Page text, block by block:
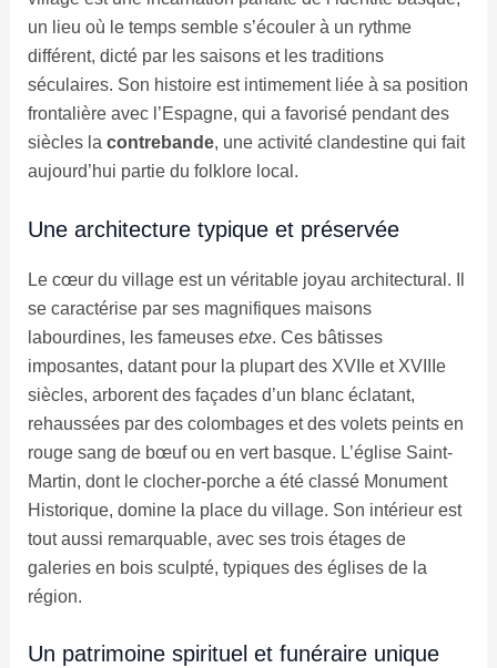
un lieu où le temps semble s’écouler à un rythme
différent, dicté par les saisons et les traditions
séculaires. Son histoire est intimement liée à sa position
frontalière avec l’Espagne, qui a favorisé pendant des
siècles la contrebande, une activité clandestine qui fait
aujourd’hui partie du folklore local.
Une architecture typique et préservée
Le cœur du village est un véritable joyau architectural. Il
se caractérise par ses magnifiques maisons
labourdines, les fameuses etxe. Ces bâtisses
imposantes, datant pour la plupart des XVIIe et XVIIIe
siècles, arborent des façades d’un blanc éclatant,
rehaussées par des colombages et des volets peints en
rouge sang de bœuf ou en vert basque. L’église Saint-
Martin, dont le clocher-porche a été classé Monument
Historique, domine la place du village. Son intérieur est
tout aussi remarquable, avec ses trois étages de
galeries en bois sculpté, typiques des églises de la
région.
Un patrimoine spirituel et funéraire unique